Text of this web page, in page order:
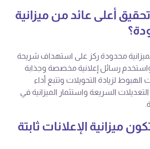
أعلى عائد من ميزانية
محدودة ركز على استهداف شريحة
رسائل إعلانية مخصصة وجذابة
لزيادة التحويلات وتتبع أداء
السريعة واستثمار الميزانية في
ميزانية الإعلانات ثابتة